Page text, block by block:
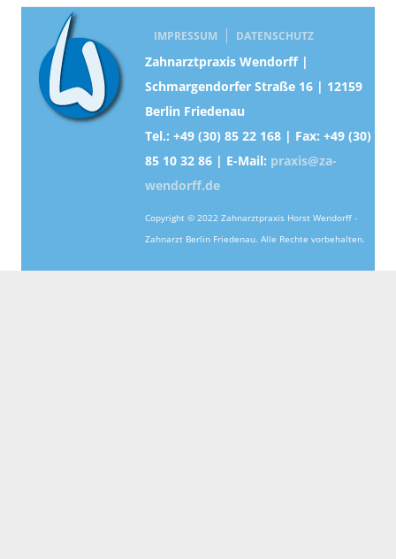
IMPRESSUM DATENSCHUTZ
Zahnarztpraxis Wendorff |
Schmargendorfer Straße 16 | 12159
Berlin Friedenau
Tel.: +49 (30) 85 22 168 | Fax: +49 (30)
85 10 32 86 | E-Mail: praxis@za-
wendorff.de
Copyright © 2022 Zahnarztpraxis Horst Wendorff -
Zahnarzt Berlin Friedenau. Alle Rechte vorbehalten.